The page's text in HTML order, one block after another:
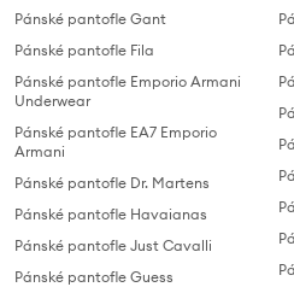
Pánské pantofle Gant
Pánské pantofle Fila
Pánské pantofle Emporio Armani
Underwear
Pánské pantofle EA7 Emporio
Armani
Pánské pantofle Dr. Martens
Pánské pantofle Havaianas
Pánské pantofle Just Cavalli
Pánské pantofle Guess